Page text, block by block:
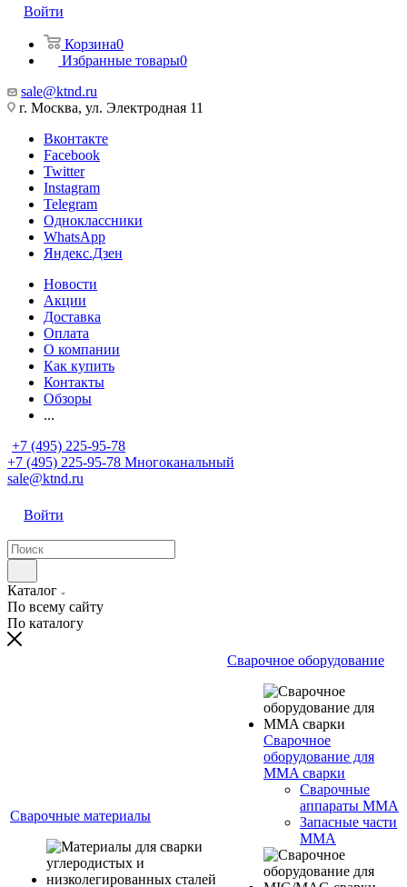
Войти
Корзина0
Избранные товары0
sale@ktnd.ru
г. Москва, ул. Электродная 11
Вконтакте
Facebook
Twitter
Instagram
Telegram
Одноклассники
WhatsApp
Яндекс.Дзен
Новости
Акции
Доставка
Оплата
О компании
Как купить
Контакты
Обзоры
...
+7 (495) 225-95-78
+7 (495) 225-95-78 Многоканальный
sale@ktnd.ru
Войти
Каталог
По всему сайту
По каталогу
Сварочные материалы
Сварочное оборудование
Сварочное
оборудование для
MMA сварки
Сварочные
аппараты MMA
Запасные части
MMA